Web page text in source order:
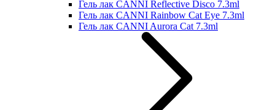
Гель лак CANNI Reflective Disco 7.3ml
Гель лак CANNI Rainbow Cat Eye 7.3ml
Гель лак CANNI Aurora Cat 7.3ml